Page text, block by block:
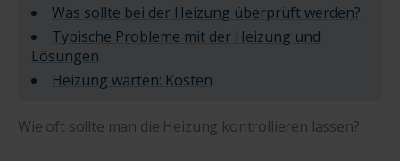
Was sollte bei der Heizung überprüft werden?
Typische Probleme mit der Heizung und
Lösungen
Heizung warten: Kosten
Wie oft sollte man die Heizung kontrollieren lassen?